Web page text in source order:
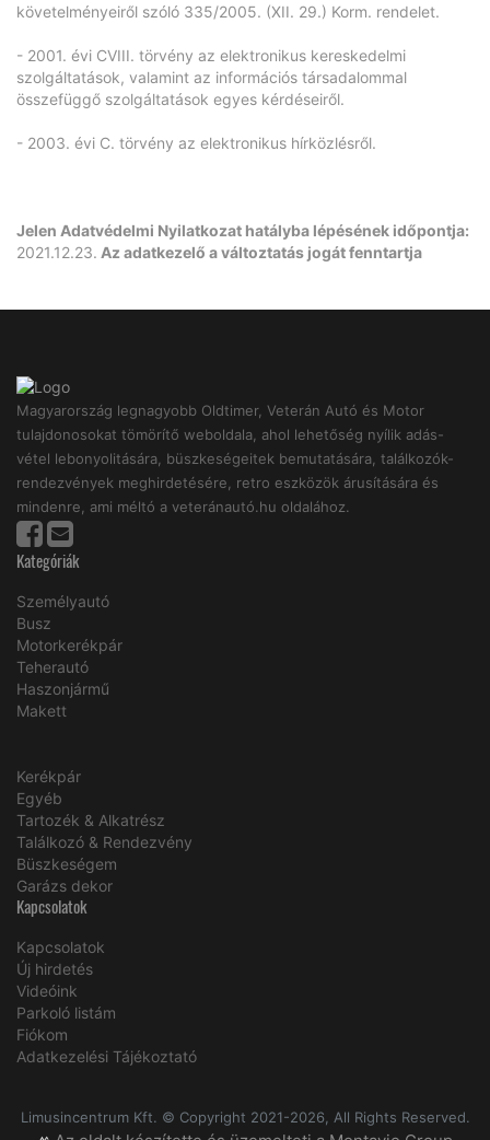
követelményeiről szóló 335/2005. (XII. 29.) Korm. rendelet.
- 2001. évi CVIII. törvény az elektronikus kereskedelmi
szolgáltatások, valamint az információs társadalommal
összefüggő szolgáltatások egyes kérdéseiről.
- 2003. évi C. törvény az elektronikus hírközlésről.
Jelen Adatvédelmi Nyilatkozat hatályba lépésének időpontja:
2021.12.23. Az adatkezelő a változtatás jogát fenntartja
Magyarország legnagyobb Oldtimer, Veterán Autó és Motor
tulajdonosokat tömörítő weboldala, ahol lehetőség nyílik adás-
vétel lebonyolitására, büszkeségeitek bemutatására, találkozók-
rendezvények meghirdetésére, retro eszközök árusítására és
mindenre, ami méltó a veteránautó.hu oldalához.
Kategóriák
Személyautó
Busz
Motorkerékpár
Teherautó
Haszonjármű
Makett
Kerékpár
Egyéb
Tartozék & Alkatrész
Találkozó & Rendezvény
Büszkeségem
Garázs dekor
Kapcsolatok
Kapcsolatok
Új hirdetés
Videóink
Parkoló listám
Fiókom
Adatkezelési Tájékoztató
Limusincentrum Kft. © Copyright 2021-2026, All Rights Reserved.